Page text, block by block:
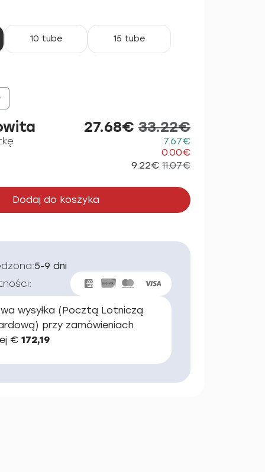
10 tube 15 tube
27.68€ 33.22€
7.67€
0.00€
9.22€ 11.07€
Dodaj do koszyka
5-9 dni
wysyłka (Pocztą Lotniczą
przy zamówieniach
€ 172,19